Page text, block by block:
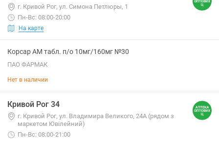
г. Кривой Рог, ул. Симона Петлюры, 1
Пн-Вс: 08:00-20:00
На карте
Корсар АМ табл. п/о 10мг/160мг №30
ПАО ФАРМАК
Нет в наличии
Кривой Рог 34
г. Кривой Рог, ул. Владимира Великого, 24А (рядом з
маркетом Ювілейний)
Пн-Вс: 08:00-21:00